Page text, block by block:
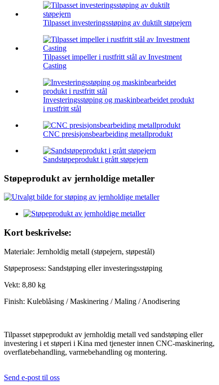
Tilpasset investeringsstøping av duktilt støpejern
Tilpasset impeller i rustfritt stål av Investment
Casting
Investeringsstøping og maskinbearbeidet produkt
i rustfritt stål
CNC presisjonsbearbeiding metallprodukt
Sandstøpeprodukt i grått støpejern
Støpeprodukt av jernholdige metaller
Kort beskrivelse:
Materiale: Jernholdig metall (støpejern, støpestål)
Støpeprosess: Sandstøping eller investeringsstøping
Vekt: 8,80 kg
Finish: Kuleblåsing / Maskinering / Maling / Anodisering
Tilpasset støpeprodukt av jernholdig metall ved sandstøping eller
investering i et støperi i Kina med tjenester innen CNC-maskinering,
overflatebehandling, varmebehandling og montering.
Send e-post til oss